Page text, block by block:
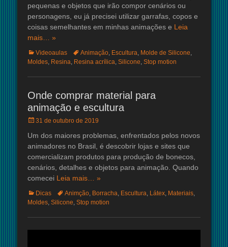
pequenas e objetos que irão compor cenários ou
personagens, eu já precisei utilizar garrafas, copos e
coisas semelhantes em minhas animações e Leia
mais… »
Categorias:
Videoaulas Tags:Animação, Escultura, Molde de Silicone,
Moldes, Resina, Resina acrílica, Silicone, Stop motion
Onde comprar material para
animação e escultura
Posted
31 de outubro de 2019
Um dos maiores problemas, enfrentados pelos novos
animadores no Brasil, é descobrir lojas e sites que
comercializam produtos para produção de bonecos,
cenários, detalhes e objetos para animação. Quando
comecei Leia mais… »
Categorias:
Dicas Tags:Animção, Borracha, Escultura, Látex, Materiais,
Moldes, Silicone, Stop motion